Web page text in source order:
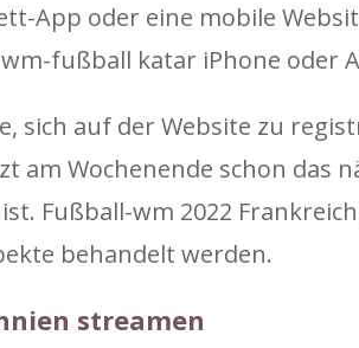
App oder eine mobile
fußball katar iPhone oder
sich auf der Website zu
am Wochenende schon das
Fußball-wm 2022
behandelt werden.
streamen